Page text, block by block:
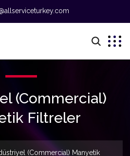
(Commercial)
Filtreler
(Commercial) Manyetik